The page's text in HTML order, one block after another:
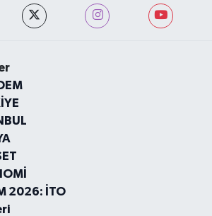
2026: İTO